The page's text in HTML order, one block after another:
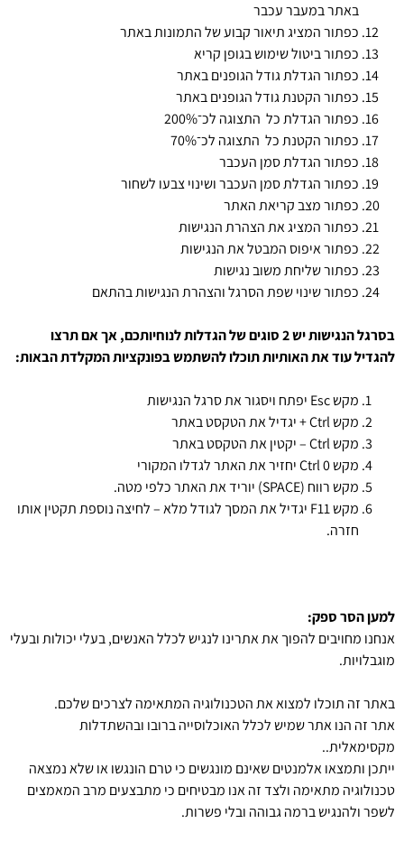
באתר במעבר עכבר
כפתור המציג תיאור קבוע של התמונות באתר
כפתור ביטול שימוש בגופן קריא
כפתור הגדלת גודל הגופנים באתר
כפתור הקטנת גודל הגופנים באתר
כפתור הגדלת כל התצוגה לכ־200%
כפתור הקטנת כל התצוגה לכ־70%
כפתור הגדלת סמן העכבר
כפתור הגדלת סמן העכבר ושינוי צבעו לשחור
כפתור מצב קריאת האתר
כפתור המציג את הצהרת הנגישות
כפתור איפוס המבטל את הנגישות
כפתור שליחת משוב נגישות
כפתור שינוי שפת הסרגל והצהרת הנגישות בהתאם
בסרגל הנגישות יש סוגים של הגדלות לנוחיותכם,אך אם תרצו
להגדיל עוד את האותיות תוכלו להשתמש בפונקציות המקלדת הבאות:
מקש Esc יפתח ויסגור את סרגל הנגישות
מקש Ctrl + יגדיל את הטקסט באתר
מקש Ctrl – יקטין את הטקסט באתר
מקש Ctrl 0 יחזיר את האתר לגדלו המקורי
מקש רווח (SPACE) יוריד את האתר כלפי מטה.
מקש F11 יגדיל את המסך לגודל מלא – לחיצה נוספת תקטין אותו
חזרה.
למען הסר ספק:
אנחנו מחויבים להפוך את אתרינו לנגיש לכלל האנשים, בעלי יכולות ובעלי
מוגבלויות.
באתר זה תוכלו למצוא את הטכנולוגיה המתאימה לצרכים שלכם.
אתר זה הנו אתר שמיש לכלל האוכלוסייה ברובו ובהשתדלות
מקסימאלית..
ייתכן ותמצאו אלמנטים שאינם מונגשים כי טרם הונגשו או שלא נמצאה
טכנולוגיה מתאימה ולצד זה אנו מבטיחים כי מתבצעים מרב המאמצים
לשפר ולהנגיש ברמה גבוהה ובלי פשרות.